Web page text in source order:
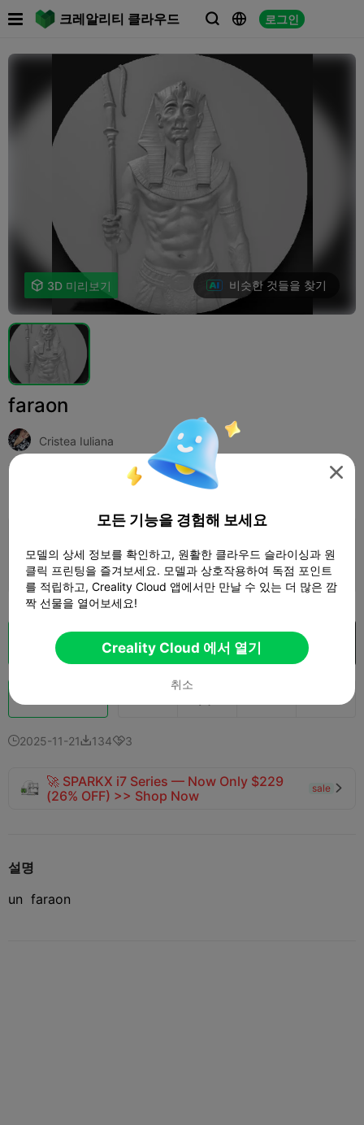
크레알리티 클라우드   로그인
 
 3D 미리보기 비슷한 것들을 찾기
faraon
Cristea Iuliana
더 많은 포인트 획득
클라우드 슬라이스 Creality Cloud 에서 열기
2025-11-211343
🚀 SPARKX i7 Series — Now Only $229
(26% OFF) >> Shop Now
sale 
설명
un faraon

모든 기능을 경험해 보세요
모델의 상세 정보를 확인하고, 원활한 클라우드 슬라이싱과 원
클릭 프린팅을 즐겨보세요. 모델과 상호작용하여 독점 포인트
를 적립하고, Creality Cloud 앱에서만 만날 수 있는 더 많은 깜
짝 선물을 열어보세요!
Creality Cloud 에서 열기
취소